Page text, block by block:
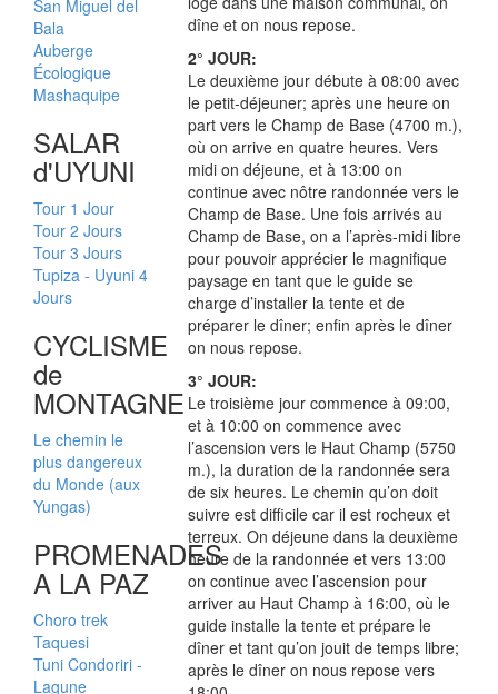
San Miguel del
Bala
Auberge
Écologique
Mashaquipe
SALAR
d'UYUNI
Tour 1 Jour
Tour 2 Jours
Tour 3 Jours
Tupiza - Uyuni 4
Jours
CYCLISME
de
MONTAGNE
Le chemin le
plus dangereux
du Monde (aux
Yungas)
PROMENADES
A LA PAZ
Choro trek
Taquesi
Tuni Condoriri -
Lagune
dîne et on nous repose.
2° JOUR:
Le deuxième jour débute à 08:00 avec
le petit-déjeuner; après une heure on
part vers le Champ de Base (4700 m.),
où on arrive en quatre heures. Vers
midi on déjeune, et à 13:00 on
continue avec nôtre randonnée vers le
Champ de Base. Une fois arrivés au
Champ de Base, on a l’après-midi libre
pour pouvoir apprécier le magnifique
paysage en tant que le guide se
charge d’installer la tente et de
préparer le dîner; enfin après le dîner
on nous repose.
3° JOUR:
Le troisième jour commence à 09:00,
et à 10:00 on commence avec
l’ascension vers le Haut Champ (5750
m.), la duration de la randonnée sera
de six heures. Le chemin qu’on doit
suivre est difficile car il est rocheux et
terreux. On déjeune dans la deuxième
heure de la randonnée et vers 13:00
on continue avec l’ascension pour
arriver au Haut Champ à 16:00, où le
guide installe la tente et prépare le
dîner et tant qu’on jouit de temps libre;
après le dîner on nous repose vers